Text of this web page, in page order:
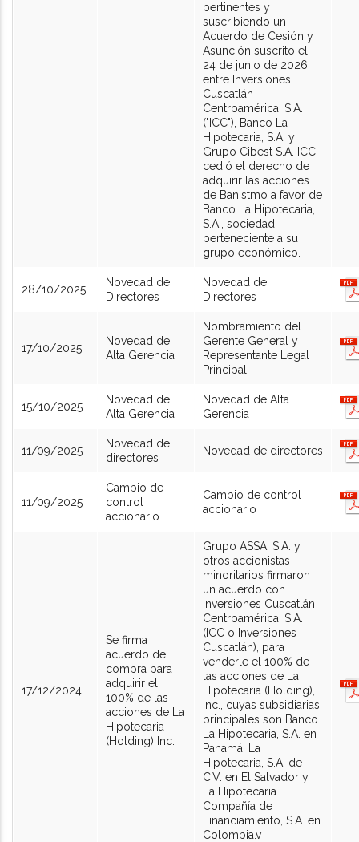
pertinentes y
suscribiendo un
Acuerdo de Cesión y
Asunción suscrito el
24 de junio de 2026,
entre Inversiones
Cuscatlán
Centroamérica, S.A.
("ICC"), Banco La
Hipotecaria, S.A. y
Grupo Cibest S.A. ICC
cedió el derecho de
adquirir las acciones
de Banistmo a favor de
Banco La Hipotecaria,
S.A., sociedad
perteneciente a su
grupo económico.
28/10/2025
Novedad de
Directores
Novedad de
Directores
17/10/2025
Novedad de
Alta Gerencia
Nombramiento del
Gerente General y
Representante Legal
Principal
15/10/2025
Novedad de
Alta Gerencia
Novedad de Alta
Gerencia
11/09/2025
Novedad de
directores
Novedad de directores
11/09/2025
Cambio de
control
accionario
Cambio de control
accionario
17/12/2024
Se firma
acuerdo de
compra para
adquirir el
100% de las
acciones de La
Hipotecaria
(Holding) Inc.
Grupo ASSA, S.A. y
otros accionistas
minoritarios firmaron
un acuerdo con
Inversiones Cuscatlán
Centroamérica, S.A.
(ICC o Inversiones
Cuscatlán), para
venderle el 100% de
las acciones de La
Hipotecaria (Holding),
Inc., cuyas subsidiarias
principales son Banco
La Hipotecaria, S.A. en
Panamá, La
Hipotecaria, S.A. de
C.V. en El Salvador y
La Hipotecaria
Compañía de
Financiamiento, S.A. en
Colombia.v